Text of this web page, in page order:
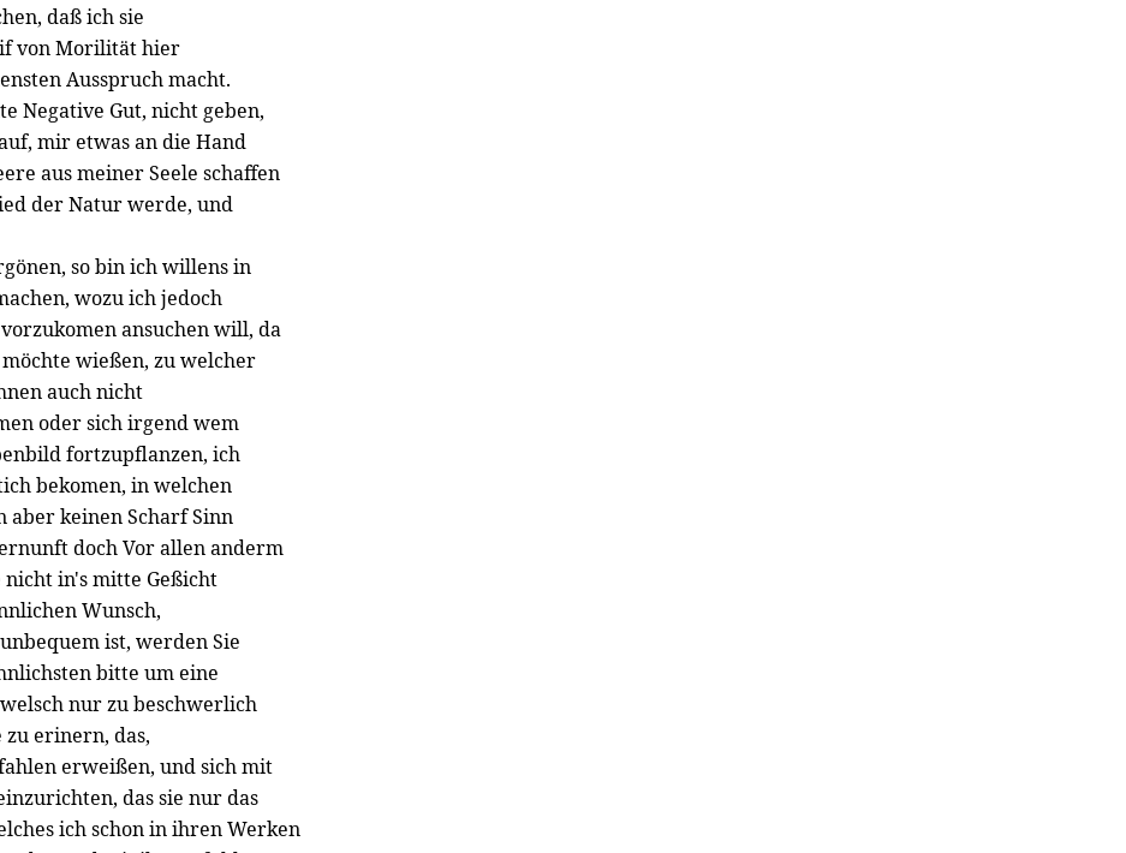
daß ich sie
von Morilität hier
Ausspruch macht.
Negative Gut, nicht geben,
mir etwas an die Hand
aus meiner Seele schaffen
der Natur werde, und
so bin ich willens in
wozu ich jedoch
ansuchen will, da
wießen, zu welcher
auch nicht
oder sich irgend wem
fortzupflanzen, ich
bekomen, in welchen
aber keinen Scharf Sinn
doch Vor allen anderm
in's mitte Geßicht
Wunsch,
ist, werden Sie
bitte um eine
nur zu beschwerlich
erinern, das,
erweißen, und sich mit
das sie nur das
ich schon in ihren Werken